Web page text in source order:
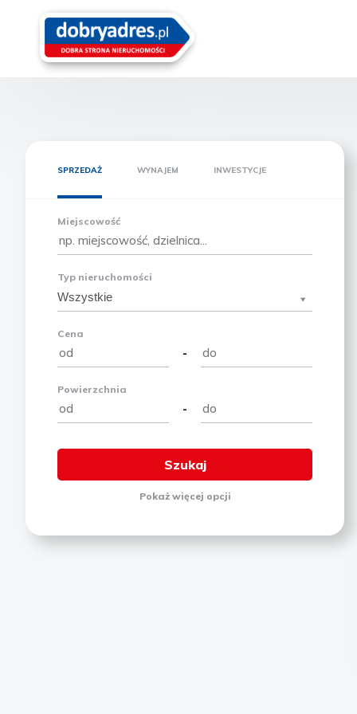
SPRZEDAŻ WYNAJEM INWESTYCJE
Miejscowość
Typ nieruchomości
Wszystkie
Cena
-
Powierzchnia
-
Pokaż więcej opcji